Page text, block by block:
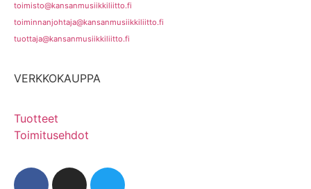
toimisto@kansanmusiikkiliitto.fi
toiminnanjohtaja@kansanmusiikkiliitto.fi
tuottaja@kansanmusiikkiliitto.fi
VERKKOKAUPPA
Tuotteet
Toimitusehdot